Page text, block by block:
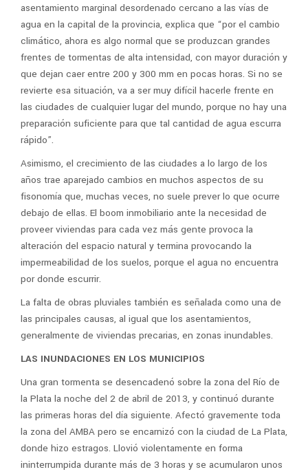
asentamiento marginal desordenado cercano a las vías de
agua en la capital de la provincia, explica que “por el cambio
climático, ahora es algo normal que se produzcan grandes
frentes de tormentas de alta intensidad, con mayor duración y
que dejan caer entre 200 y 300 mm en pocas horas. Si no se
revierte esa situación, va a ser muy difícil hacerle frente en
las ciudades de cualquier lugar del mundo, porque no hay una
preparación suficiente para que tal cantidad de agua escurra
rápido”.
Asimismo, el crecimiento de las ciudades a lo largo de los
años trae aparejado cambios en muchos aspectos de su
fisonomía que, muchas veces, no suele prever lo que ocurre
debajo de ellas. El boom inmobiliario ante la necesidad de
proveer viviendas para cada vez más gente provoca la
alteración del espacio natural y termina provocando la
impermeabilidad de los suelos, porque el agua no encuentra
por donde escurrir.
La falta de obras pluviales también es señalada como una de
las principales causas, al igual que los asentamientos,
generalmente de viviendas precarias, en zonas inundables.
LAS INUNDACIONES EN LOS MUNICIPIOS
Una gran tormenta se desencadenó sobre la zona del Río de
la Plata la noche del 2 de abril de 2013, y continuó durante
las primeras horas del día siguiente. Afectó gravemente toda
la zona del AMBA pero se encarnizó con la ciudad de La Plata,
donde hizo estragos. Llovió violentamente en forma
ininterrumpida durante más de 3 horas y se acumularon unos